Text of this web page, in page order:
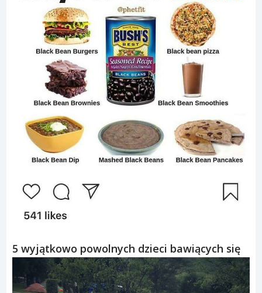
5 wyjątkowo powolnych dzieci bawiących się